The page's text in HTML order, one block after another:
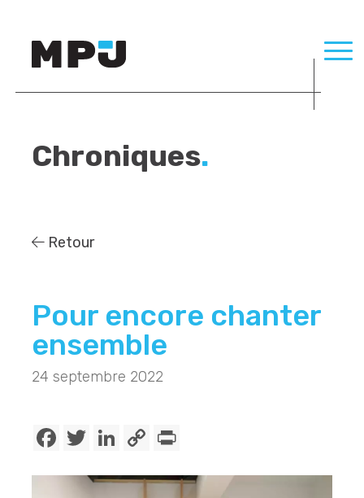
Chroniques.
Retour
Pour encore chanter
ensemble
24 septembre 2022
FacebookTwitterLinkedIn
Copy
Link